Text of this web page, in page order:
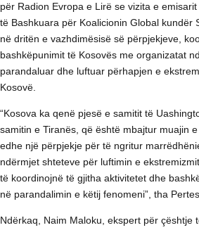
për Radion Evropa e Lirë se vizita e
të Bashkuara për Koalicionin Global kundër
në dritën e vazhdimësisë së përpjekjeve,
bashkëpunimit të Kosovës me organizatat
parandaluar dhe luftuar përhapjen e
Kosovë.
“Kosova ka qenë pjesë e samitit të
samitin e Tiranës, që është mbajtur muajin
edhe një përpjekje për të ngritur
ndërmjet shteteve për luftimin e
të koordinojnë të gjitha aktivitetet dhe
në parandalimin e këtij fenomeni”, tha
Ndërkaq, Naim Maloku, ekspert për çështje